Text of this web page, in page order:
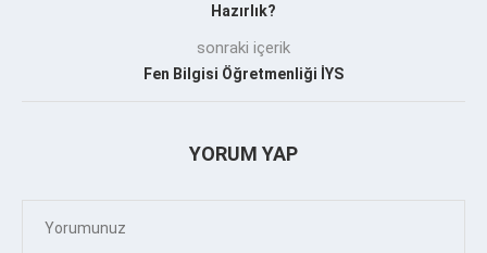
Hazırlık?
sonraki içerik
Fen Bilgisi Öğretmenliği İYS
YORUM YAP